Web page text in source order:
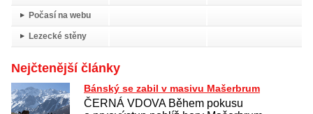
Počasí na webu
Lezecké stěny
Nejčtenější články
Bánský se zabil v masivu Mašerbrum
ČERNÁ VDOVA Během pokusu